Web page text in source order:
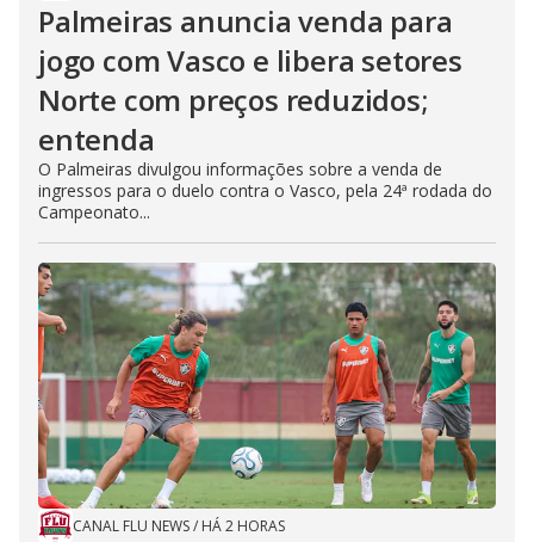
Palmeiras anuncia venda para
jogo com Vasco e libera setores
Norte com preços reduzidos;
entenda
O Palmeiras divulgou informações sobre a venda de
ingressos para o duelo contra o Vasco, pela 24ª rodada do
Campeonato...
CANAL FLU NEWS/ HÁ 2 HORAS